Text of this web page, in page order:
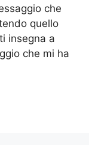
che
quello
insegna a
che mi ha